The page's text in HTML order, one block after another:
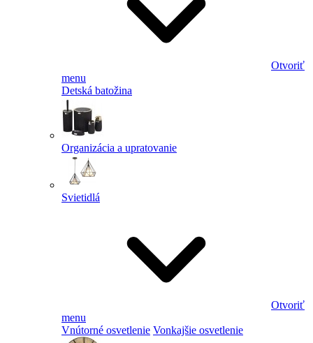
Otvoriť
menu
Detská batožina
Organizácia a upratovanie
Svietidlá
Otvoriť
menu
Vnútorné osvetlenie Vonkajšie osvetlenie